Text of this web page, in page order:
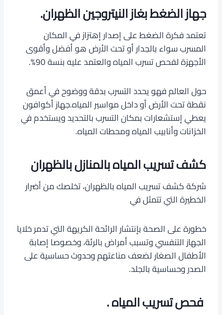
جهاز الضغط بغاز النيتروجين الظهران.
تعتمد فكرة الضغط على إصدار إهتزاز في المكان
المسرب سواء بالجدار أو تحت الأرض هو أفضل وأقوى
الأجهزة لفحص تسرب المياه والعتمد عليه بنسة 90%.
حول العالم فهو يحدد التسرب بدقة ووضوح في أعمق
نقطة تحت الأرض أو داخل مواسير المياه.جهاز أكوافون
يعطي إستشعارات بمكان التسرب بالتحديد ويستخدم في
الخزانات وأنابيب المياه ومحطات المياه.
كشف تسريب المياه بالمنازل بالظهران
شركة كشف تسريب المياه بالظهران، تخلصك من أضرار
الخطيرة التي تتمثل في
خطورة على الصحة بإنتشار الرائحة الكريهة التي تدمر خلايا
الجهاز التنفسي وتسبب أمراض بالرئة، وخصوصا إصابة
الأطفال الصغار لضعف مناعتهم وحدوث حساسية على
الصدر وحساسية بالجلد.
فحص تسريب المياه .